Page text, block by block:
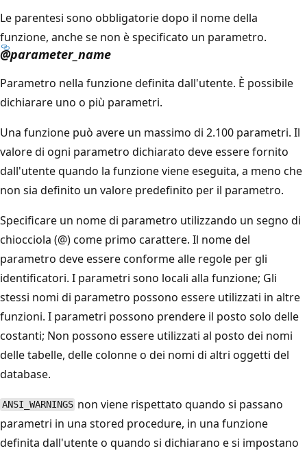
Le parentesi sono obbligatorie dopo il nome della
funzione, anche se non è specificato un parametro.
@parameter_name
Parametro nella funzione definita dall'utente. È possibile
dichiarare uno o più parametri.
Una funzione può avere un massimo di 2.100 parametri. Il
valore di ogni parametro dichiarato deve essere fornito
dall'utente quando la funzione viene eseguita, a meno che
non sia definito un valore predefinito per il parametro.
Specificare un nome di parametro utilizzando un segno di
chiocciola (@) come primo carattere. Il nome del
parametro deve essere conforme alle regole per gli
identificatori. I parametri sono locali alla funzione; Gli
stessi nomi di parametro possono essere utilizzati in altre
funzioni. I parametri possono prendere il posto solo delle
costanti; Non possono essere utilizzati al posto dei nomi
delle tabelle, delle colonne o dei nomi di altri oggetti del
database.
ANSI_WARNINGS non viene rispettato quando si passano
parametri in una stored procedure, in una funzione
definita dall'utente o quando si dichiarano e si impostano